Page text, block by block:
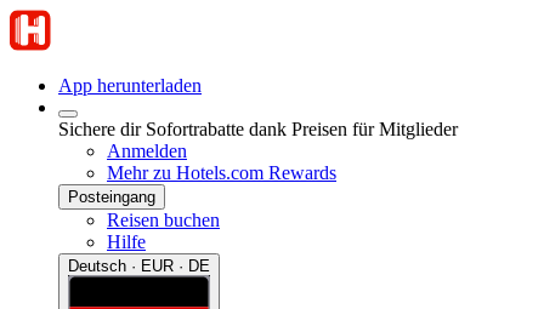
App herunterladen
Sichere dir Sofortrabatte dank Preisen für Mitglieder
Anmelden
Mehr zu Hotels.com Rewards
Posteingang
Reisen buchen
Hilfe
Deutsch · EUR · DE